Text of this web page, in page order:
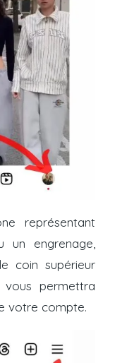
représentant
un engrenage,
coin supérieur
permettra
votre compte.